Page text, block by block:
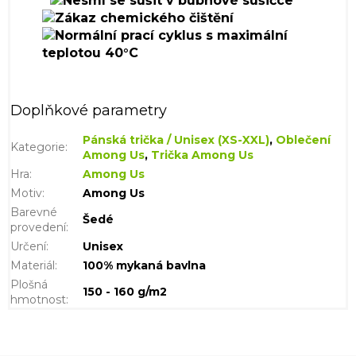
Doplňkové parametry
Kategorie: Pánská trička / Unisex (XS-XXL), Oblečení
Among Us, Trička Among Us
Hra:
Among Us
Motiv:
Among Us
Barevné
provedení:
Šedé
Určení:
Unisex
Materiál :
100% mykaná bavlna
Plošná
hmotnost:
150 - 160 g/m2